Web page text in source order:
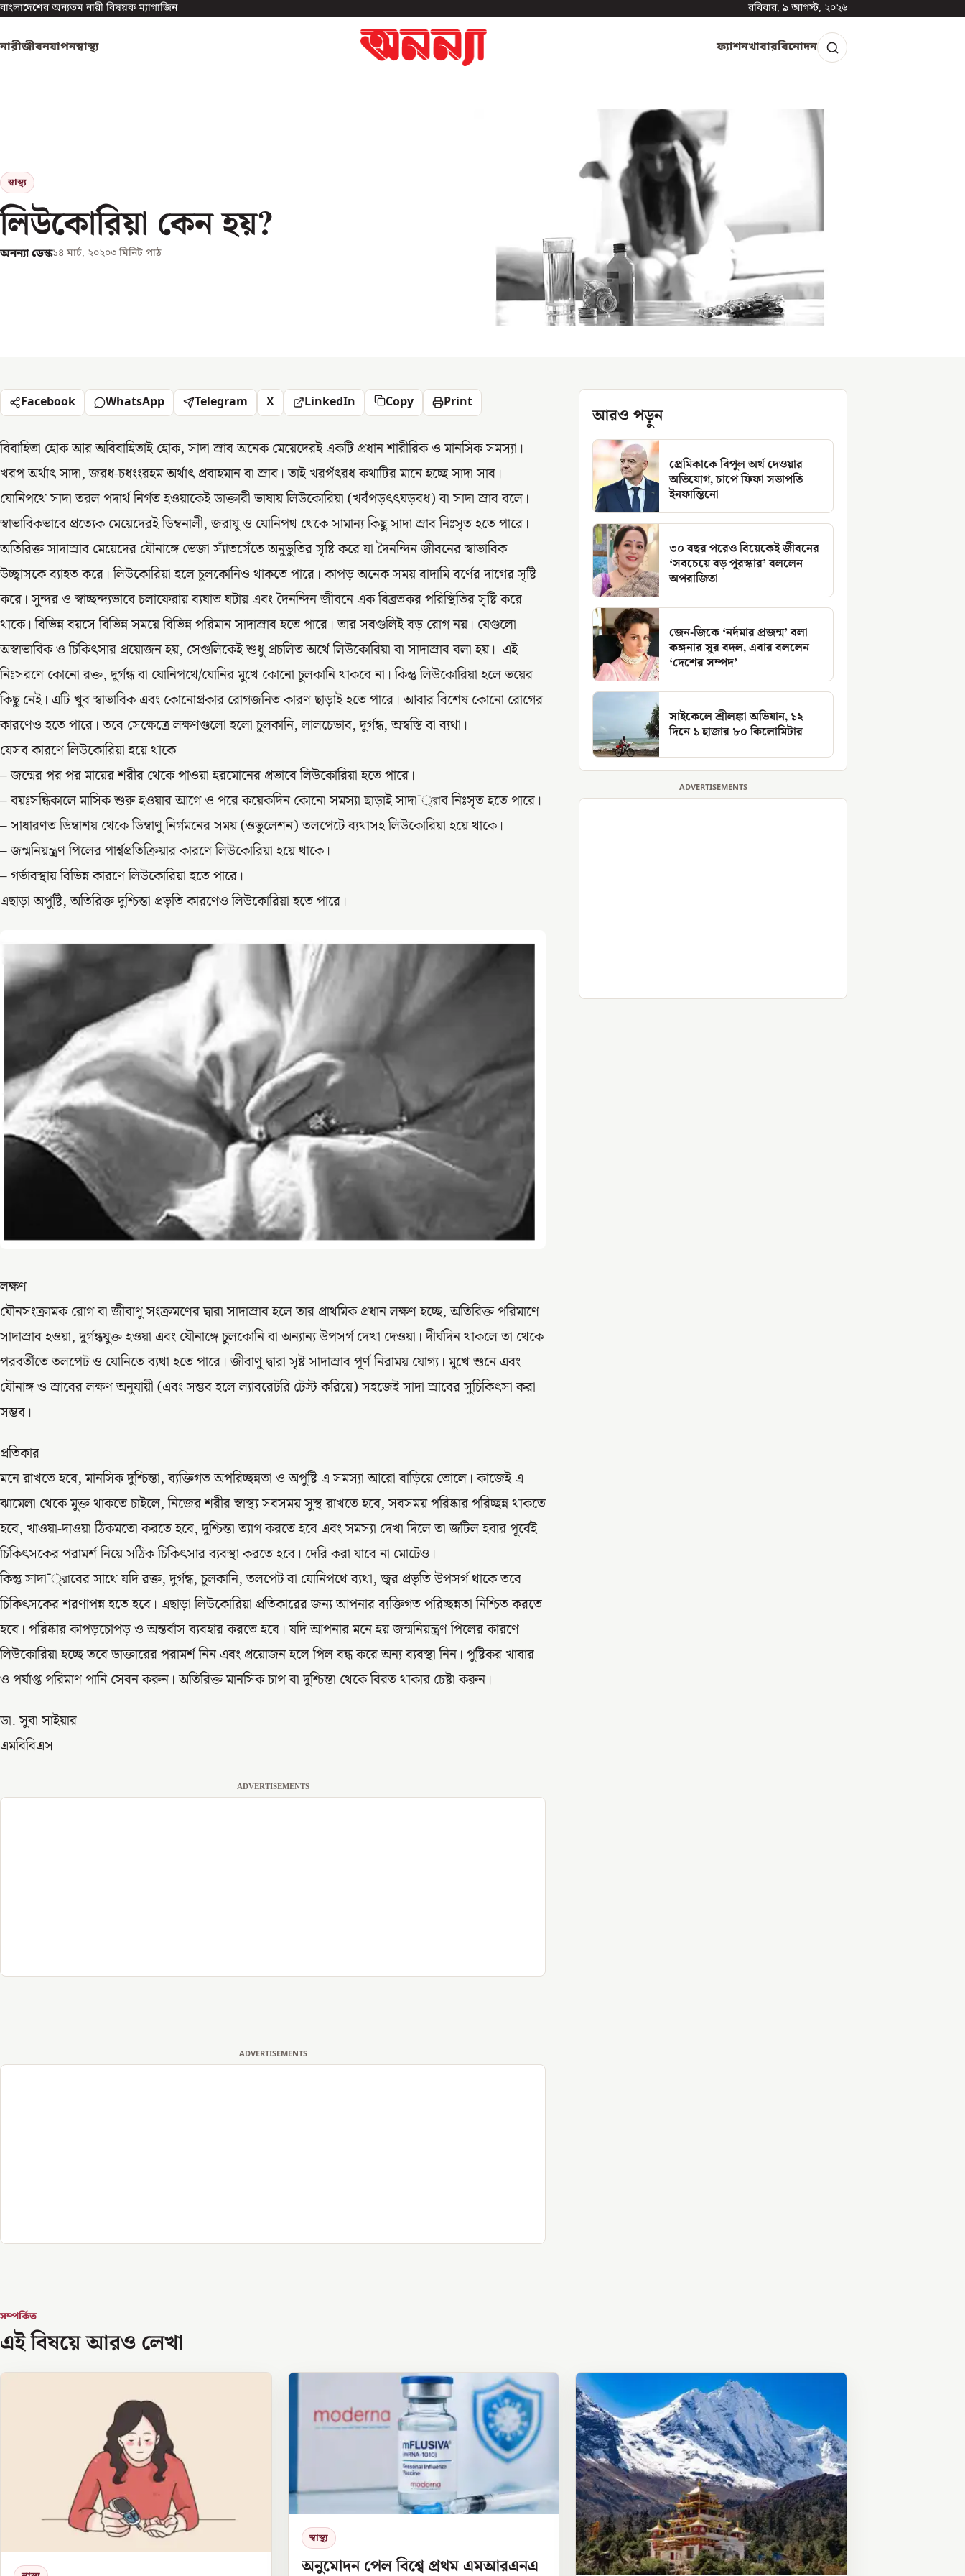
বাংলাদেশের অন্যতম নারী বিষয়ক ম্যাগাজিন রবিবার, ৯ আগস্ট, ২০২৬
নারীজীবনযাপনস্বাস্থ্য ফ্যাশনখাবারবিনোদন
স্বাস্থ্য
লিউকোরিয়া কেন হয়?
অনন্যা ডেস্ক১৪ মার্চ, ২০২০৩ মিনিট পাঠ
Facebook WhatsApp Telegram X LinkedIn Copy Print
বিবাহিতা হোক আর অবিবাহিতাই হোক, সাদা স্রাব অনেক মেয়েদেরই একটি প্রধান শারীরিক ও মানসিক সমস্যা।
খরপ অর্থাৎ সাদা, জরধ-চধংংরহম অর্থাৎ প্রবাহমান বা স্রাব। তাই খরপঁৎরধ কথাটির মানে হচ্ছে সাদা সাব।
যোনিপথে সাদা তরল পদার্থ নির্গত হওয়াকেই ডাক্তারী ভাষায় লিউকোরিয়া (খবঁপড়ৎৎযড়বধ) বা সাদা স্রাব বলে।
স্বাভাবিকভাবে প্রত্যেক মেয়েদেরই ডিম্বনালী, জরাযু ও যোনিপথ থেকে সামান্য কিছু সাদা স্রাব নিঃসৃত হতে পারে।
অতিরিক্ত সাদাস্রাব মেয়েদের যৌনাঙ্গে ভেজা স্যাঁতসেঁতে অনুভুতির সৃষ্টি করে যা দৈনন্দিন জীবনের স্বাভাবিক
উচ্ছ্বাসকে ব্যাহত করে। লিউকোরিয়া হলে চুলকোনিও থাকতে পারে। কাপড় অনেক সময় বাদামি বর্ণের দাগের সৃষ্টি
করে। সুন্দর ও স্বাচ্ছন্দ্যভাবে চলাফেরায় ব্যঘাত ঘটায় এবং দৈনন্দিন জীবনে এক বিব্রতকর পরিস্থিতির সৃষ্টি করে
থাকে। বিভিন্ন বয়সে বিভিন্ন সময়ে বিভিন্ন পরিমান সাদাস্রাব হতে পারে। তার সবগুলিই বড় রোগ নয়। যেগুলো
অস্বাভাবিক ও চিকিৎসার প্রয়োজন হয়, সেগুলিকেই শুধু প্রচলিত অর্থে লিউকোরিয়া বা সাদাস্রাব বলা হয়। এই
নিঃসরণে কোনো রক্ত, দুর্গন্ধ বা যোনিপথে/যোনির মুখে কোনো চুলকানি থাকবে না। কিন্তু লিউকোরিয়া হলে ভয়ের
কিছু নেই। এটি খুব স্বাভাবিক এবং কোনোপ্রকার রোগজনিত কারণ ছাড়াই হতে পারে। আবার বিশেষ কোনো রোগের
কারণেও হতে পারে। তবে সেক্ষেত্রে লক্ষণগুলো হলো চুলকানি, লালচেভাব, দুর্গন্ধ, অস্বস্তি বা ব্যথা।
যেসব কারণে লিউকোরিয়া হয়ে থাকে
– জন্মের পর পর মায়ের শরীর থেকে পাওয়া হরমোনের প্রভাবে লিউকোরিয়া হতে পারে।
– বয়ঃসন্ধিকালে মাসিক শুরু হওয়ার আগে ও পরে কয়েকদিন কোনো সমস্যা ছাড়াই সাদা¯্রাব নিঃসৃত হতে পারে।
– সাধারণত ডিম্বাশয় থেকে ডিম্বাণু নির্গমনের সময় (ওভুলেশন) তলপেটে ব্যথাসহ লিউকোরিয়া হয়ে থাকে।
– জন্মনিয়ন্ত্রণ পিলের পার্শ্বপ্রতিক্রিয়ার কারণে লিউকোরিয়া হয়ে থাকে।
– গর্ভাবস্থায় বিভিন্ন কারণে লিউকোরিয়া হতে পারে।
এছাড়া অপুষ্টি, অতিরিক্ত দুশ্চিন্তা প্রভৃতি কারণেও লিউকোরিয়া হতে পারে।
লক্ষণ
যৌনসংক্রামক রোগ বা জীবাণু সংক্রমণের দ্বারা সাদাস্রাব হলে তার প্রাথমিক প্রধান লক্ষণ হচ্ছে, অতিরিক্ত পরিমাণে
সাদাস্রাব হওয়া, দুর্গন্ধযুক্ত হওয়া এবং যৌনাঙ্গে চুলকোনি বা অন্যান্য উপসর্গ দেখা দেওয়া। দীর্ঘদিন থাকলে তা থেকে
পরবর্তীতে তলপেট ও যোনিতে ব্যথা হতে পারে। জীবাণু দ্বারা সৃষ্ট সাদাস্রাব পূর্ণ নিরাময় যোগ্য। মুখে শুনে এবং
যৌনাঙ্গ ও স্রাবের লক্ষণ অনুযায়ী (এবং সম্ভব হলে ল্যাবরেটরি টেস্ট করিয়ে) সহজেই সাদা স্রাবের সুচিকিৎসা করা
সম্ভব।
প্রতিকার
মনে রাখতে হবে, মানসিক দুশ্চিন্তা, ব্যক্তিগত অপরিচ্ছন্নতা ও অপুষ্টি এ সমস্যা আরো বাড়িয়ে তোলে। কাজেই এ
ঝামেলা থেকে মুক্ত থাকতে চাইলে, নিজের শরীর স্বাস্থ্য সবসময় সুস্থ রাখতে হবে, সবসময় পরিষ্কার পরিচ্ছন্ন থাকতে
হবে, খাওয়া-দাওয়া ঠিকমতো করতে হবে, দুশ্চিন্তা ত্যাগ করতে হবে এবং সমস্যা দেখা দিলে তা জটিল হবার পূর্বেই
চিকিৎসকের পরামর্শ নিয়ে সঠিক চিকিৎসার ব্যবস্থা করতে হবে। দেরি করা যাবে না মোটেও।
কিন্তু সাদা¯্রাবের সাথে যদি রক্ত, দুর্গন্ধ, চুলকানি, তলপেট বা যোনিপথে ব্যথা, জ্বর প্রভৃতি উপসর্গ থাকে তবে
চিকিৎসকের শরণাপন্ন হতে হবে। এছাড়া লিউকোরিয়া প্রতিকারের জন্য আপনার ব্যক্তিগত পরিচ্ছন্নতা নিশ্চিত করতে
হবে। পরিষ্কার কাপড়চোপড় ও অন্তর্বাস ব্যবহার করতে হবে। যদি আপনার মনে হয় জন্মনিয়ন্ত্রণ পিলের কারণে
লিউকোরিয়া হচ্ছে তবে ডাক্তারের পরামর্শ নিন এবং প্রয়োজন হলে পিল বন্ধ করে অন্য ব্যবস্থা নিন। পুষ্টিকর খাবার
ও পর্যাপ্ত পরিমাণ পানি সেবন করুন। অতিরিক্ত মানসিক চাপ বা দুশ্চিন্তা থেকে বিরত থাকার চেষ্টা করুন।
ডা. সুবা সাইয়ার
এমবিবিএস
ADVERTISEMENTS
ADVERTISEMENTS
আরও পড়ুন
প্রেমিকাকে বিপুল অর্থ দেওয়ার
অভিযোগ, চাপে ফিফা সভাপতি
ইনফান্তিনো
৩০ বছর পরেও বিয়েকেই জীবনের
‘সবচেয়ে বড় পুরস্কার’ বললেন
অপরাজিতা
জেন-জিকে ‘নর্দমার প্রজন্ম’ বলা
কঙ্গনার সুর বদল, এবার বললেন
‘দেশের সম্পদ’
সাইকেলে শ্রীলঙ্কা অভিযান, ১২
দিনে ১ হাজার ৮০ কিলোমিটার
ADVERTISEMENTS
সম্পর্কিত
এই বিষয়ে আরও লেখা
স্বাস্থ্য
অনুমোদন পেল বিশ্বে প্রথম এমআরএনএ